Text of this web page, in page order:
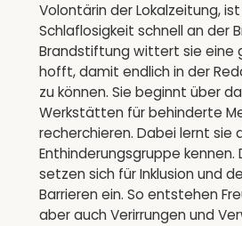
Volontärin der Lokalzeitung,
Schlaflosigkeit schnell an der
Brandstiftung wittert sie eine
hofft, damit endlich in der
zu können. Sie beginnt über
Werkstätten für behinderte
recherchieren. Dabei lernt sie
Enthinderungsgruppe kennen.
setzen sich für Inklusion und
Barrieren ein. So entstehen
aber auch Verirrungen und